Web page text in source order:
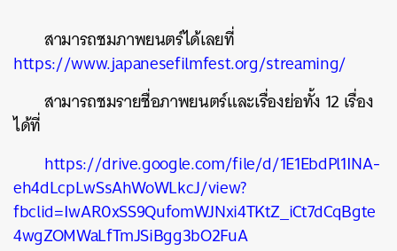
สามารถชมภาพยนตร์ได้เลยที่
https://www.japanesefilmfest.org/streaming/
สามารถชมรายชื่อภาพยนตร์และเรื่องย่อทั้ง 12 เรื่อง
ได้ที่
https://drive.google.com/file/d/1E1EbdPl1INA-
eh4dLcpLwSsAhWoWLkcJ/view?
fbclid=IwAR0xSS9QufomWJNxi4TKtZ_iCt7dCqBgte
4wgZOMWaLfTmJSiBgg3bO2FuA